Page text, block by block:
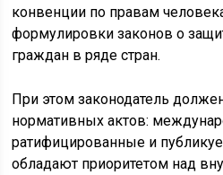
конвенции по правам
формулировки законов о
граждан в ряде стран.
При этом законодатель
нормативных актов:
ратифицированные и
обладают приоритетом над